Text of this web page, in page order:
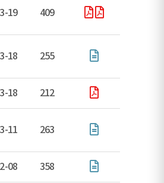
19 409
18 255
18 212
11 263
08 358